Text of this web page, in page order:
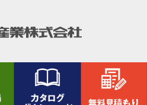
倉庫）／山佐産業株式会社